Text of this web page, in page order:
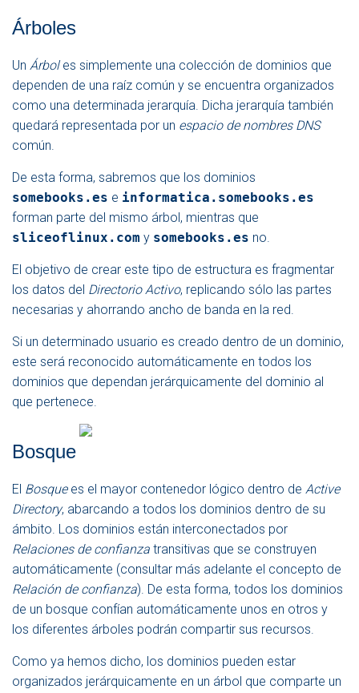
Árboles
Un Árboles simplemente una colección de dominios que
dependen de una raíz común y se encuentra organizados
como una determinada jerarquía. Dicha jerarquía también
quedará representada por un espacio de nombres DNS
común.
De esta forma, sabremos que los dominios
somebooks.es e informatica.somebooks.es
forman parte del mismo árbol, mientras que
sliceoflinux.com y somebooks.es no.
El objetivo de crear este tipo de estructura es fragmentar
los datos del Directorio Activo, replicando sólo las partes
necesarias y ahorrando ancho de banda en la red.
Si un determinado usuario es creado dentro de un dominio,
este será reconocido automáticamente en todos los
dominios que dependan jerárquicamente del dominio al
que pertenece.
Bosque
El Bosquees el mayor contenedor lógico dentro de Active
Directory, abarcando a todos los dominios dentro de su
ámbito. Los dominios están interconectados por
Relaciones de confianza transitivas que se construyen
automáticamente (consultar más adelante el concepto de
Relación de confianza). De esta forma, todos los dominios
de un bosque confían automáticamente unos en otros y
los diferentes árboles podrán compartir sus recursos.
Como ya hemos dicho, los dominios pueden estar
organizados jerárquicamente en un árbol que comparte un